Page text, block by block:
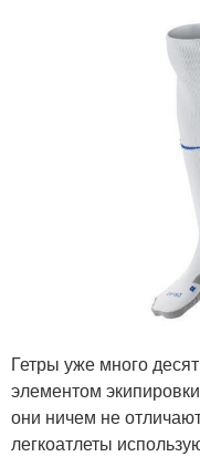
Гетры уже много
элементом
они ничем не
легкоатлеты